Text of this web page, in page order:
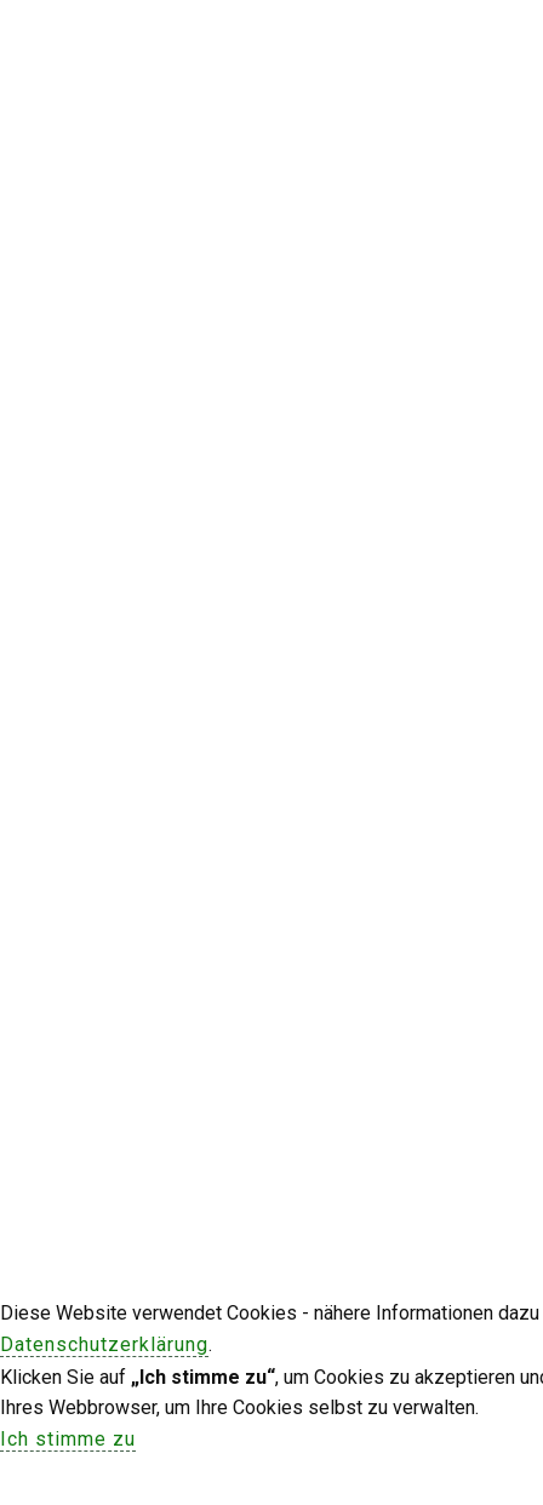
Diese Website verwendet Cookies - nähere Informationen
Datenschutzerklärung.
Klicken Sie auf „Ich stimme zu“, um Cookies zu akzeptieren
Ihres Webbrowser, um Ihre Cookies selbst zu verwalten.
Ich stimme zu